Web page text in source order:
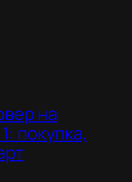
на
покупка,